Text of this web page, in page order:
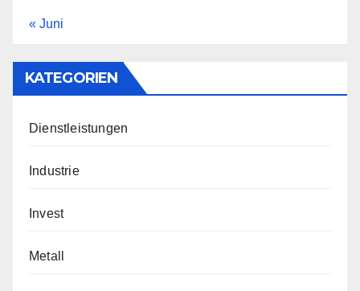
« Juni
KATEGORIEN
Dienstleistungen
Industrie
Invest
Metall